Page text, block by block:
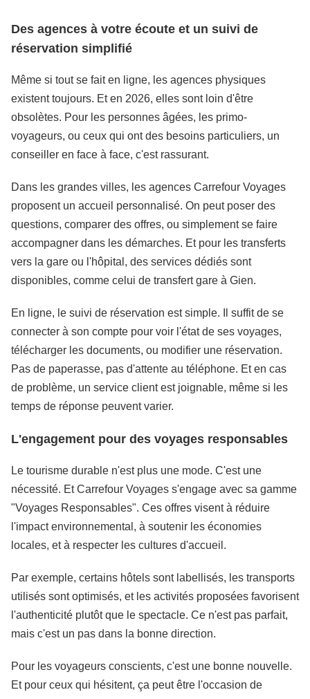
Des agences à votre écoute et un suivi de
réservation simplifié
Même si tout se fait en ligne, les agences physiques
existent toujours. Et en 2026, elles sont loin d'être
obsolètes. Pour les personnes âgées, les primo-
voyageurs, ou ceux qui ont des besoins particuliers, un
conseiller en face à face, c'est rassurant.
Dans les grandes villes, les agences Carrefour Voyages
proposent un accueil personnalisé. On peut poser des
questions, comparer des offres, ou simplement se faire
accompagner dans les démarches. Et pour les transferts
vers la gare ou l'hôpital, des services dédiés sont
disponibles, comme celui de transfert gare à Gien.
En ligne, le suivi de réservation est simple. Il suffit de se
connecter à son compte pour voir l'état de ses voyages,
télécharger les documents, ou modifier une réservation.
Pas de paperasse, pas d'attente au téléphone. Et en cas
de problème, un service client est joignable, même si les
temps de réponse peuvent varier.
L'engagement pour des voyages responsables
Le tourisme durable n'est plus une mode. C'est une
nécessité. Et Carrefour Voyages s'engage avec sa gamme
"Voyages Responsables". Ces offres visent à réduire
l'impact environnemental, à soutenir les économies
locales, et à respecter les cultures d'accueil.
Par exemple, certains hôtels sont labellisés, les transports
utilisés sont optimisés, et les activités proposées favorisent
l'authenticité plutôt que le spectacle. Ce n'est pas parfait,
mais c'est un pas dans la bonne direction.
Pour les voyageurs conscients, c'est une bonne nouvelle.
Et pour ceux qui hésitent, ça peut être l'occasion de